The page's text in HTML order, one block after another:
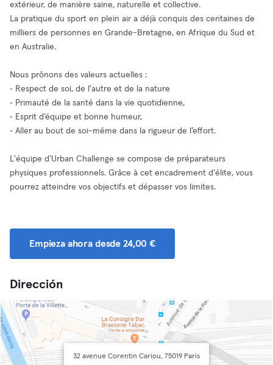
extérieur, de manière saine, naturelle et collective.
La pratique du sport en plein air a déjà conquis des centaines de
milliers de personnes en Grande-Bretagne, en Afrique du Sud et
en Australie.
Nous prônons des valeurs actuelles :
• Respect de soi, de l'autre et de la nature
• Primauté de la santé dans la vie quotidienne,
• Esprit d’équipe et bonne humeur,
• Aller au bout de soi-même dans la rigueur de l’effort.
L'équipe d'Urban Challenge se compose de préparateurs
physiques professionnels. Grâce à cet encadrement d'élite, vous
pourrez atteindre vos objectifs et dépasser vos limites.
Empieza ahora desde 24,00 €
Dirección
32 avenue Corentin Cariou, 75019 Paris